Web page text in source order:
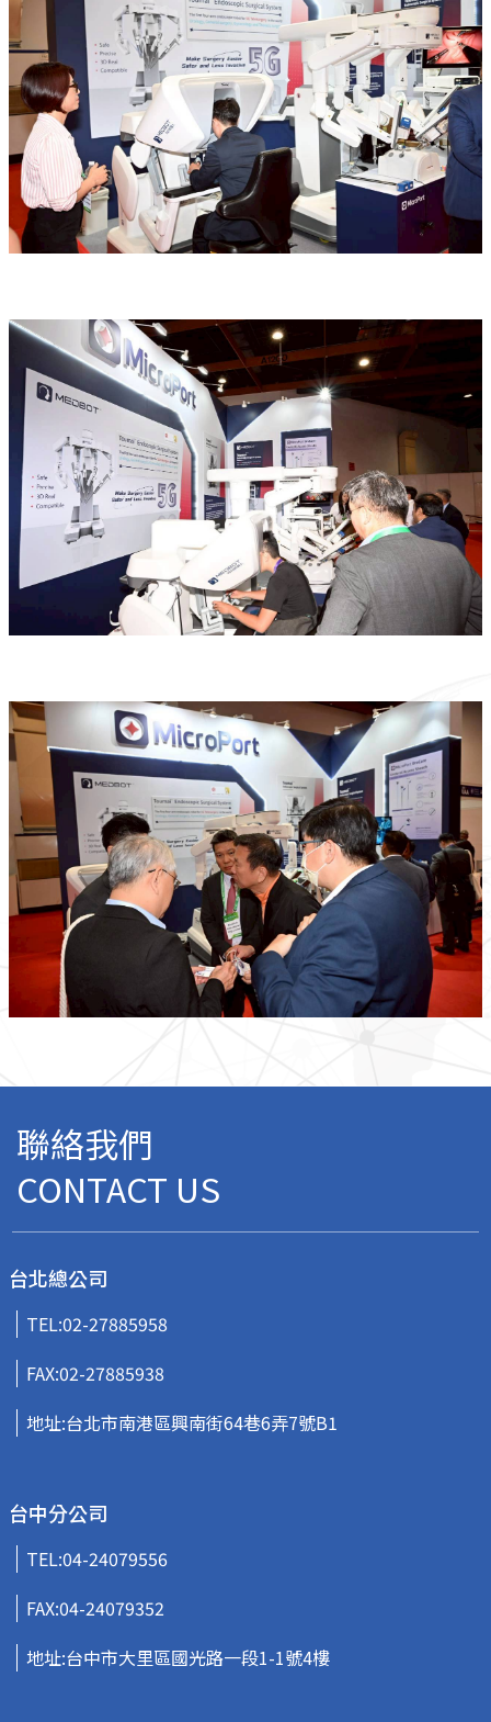
聯絡我們
CONTACT US
台北總公司
TEL:02-27885958
FAX:02-27885938
地址:台北市南港區興南街64巷6弄7號B1
台中分公司
TEL:04-24079556
FAX:04-24079352
地址:台中市大里區國光路一段1-1號4樓